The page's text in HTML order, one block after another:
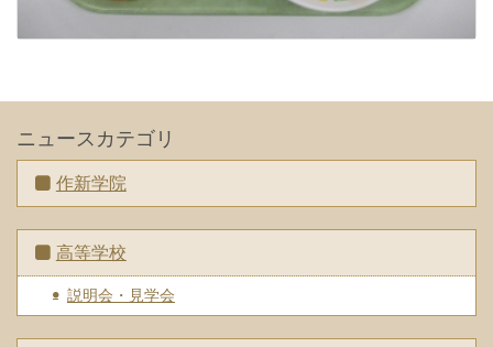
ニュースカテゴリ
作新学院
高等学校
説明会・見学会